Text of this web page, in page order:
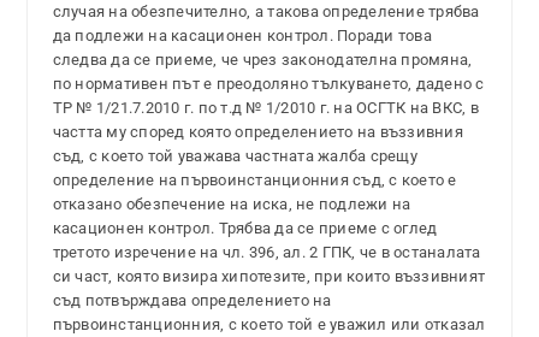
случая на обезпечително, а такова определение трябва
да подлежи на касационен контрол. Поради това
следва да се приеме, че чрез законодателна промяна,
по нормативен път е преодоляно тълкуването, дадено с
ТР № 1/21.7.2010 г. по т.д № 1/2010 г. на ОСГТК на ВКС, в
частта му според която определението на въззивния
съд, с което той уважава частната жалба срещу
определение на първоинстанционния съд, с което е
отказано обезпечение на иска, не подлежи на
касационен контрол. Трябва да се приеме с оглед
третото изречение на чл. 396, ал. 2 ГПК, че в останалата
си част, която визира хипотезите, при които въззивният
съд потвърждава определението на
първоинстанционния, с което той е уважил или отказал